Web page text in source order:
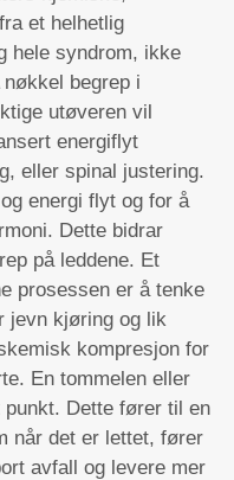
et helhetlig
hele syndrom, ikke
begrep i
utøveren vil
energiflyt
eller spinal justering.
energi flyt og for å
Dette bidrar
på leddene. Et
prosessen er å tenke
jevn kjøring og lik
kompresjon for
En tommelen eller
Dette fører til en
når det er lettet, fører
avfall og levere mer